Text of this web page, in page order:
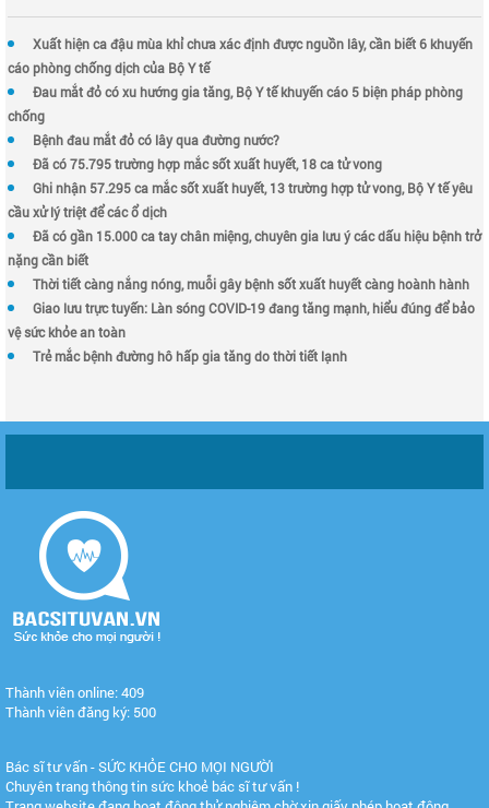
Xuất hiện ca đậu mùa khỉ chưa xác định được nguồn lây, cần biết 6 khuyến
cáo phòng chống dịch của Bộ Y tế
Đau mắt đỏ có xu hướng gia tăng, Bộ Y tế khuyến cáo 5 biện pháp phòng
chống
Bệnh đau mắt đỏ có lây qua đường nước?
Đã có 75.795 trường hợp mắc sốt xuất huyết, 18 ca tử vong
Ghi nhận 57.295 ca mắc sốt xuất huyết, 13 trường hợp tử vong, Bộ Y tế yêu
cầu xử lý triệt để các ổ dịch
Đã có gần 15.000 ca tay chân miệng, chuyên gia lưu ý các dấu hiệu bệnh trở
nặng cần biết
Thời tiết càng nắng nóng, muỗi gây bệnh sốt xuất huyết càng hoành hành
Giao lưu trực tuyến: Làn sóng COVID-19 đang tăng mạnh, hiểu đúng để bảo
vệ sức khỏe an toàn
Trẻ mắc bệnh đường hô hấp gia tăng do thời tiết lạnh
Thành viên online: 409
Thành viên đăng ký: 500
Bác sĩ tư vấn - SỨC KHỎE CHO MỌI NGƯỜI
Chuyên trang thông tin sức khoẻ bác sĩ tư vấn !